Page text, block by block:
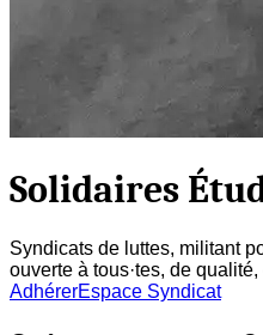
Solidaires
Syndicats de luttes, militant
ouverte à tous·tes, de
AdhérerEspace Syndicat